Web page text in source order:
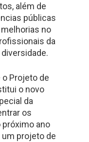
além de
públicas
no
da
Projeto de
o novo
da
os
ano
um projeto de